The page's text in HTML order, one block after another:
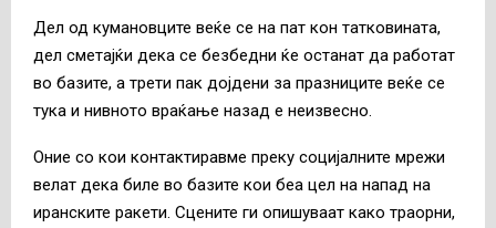
Дел од кумановците веќе се на пат кон татковината,
дел сметајќи дека се безбедни ќе останат да работат
во базите, а трети пак дојдени за празниците веќе се
тука и нивното враќање назад е неизвесно.
Оние со кои контактиравме преку социјалните мрежи
велат дека биле во базите кои беа цел на напад на
иранските ракети. Сцените ги опишуваат како траорни,